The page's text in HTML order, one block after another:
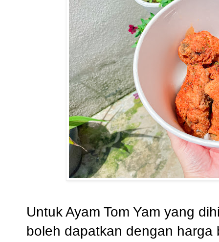
Untuk Ayam Tom Yam yang
boleh dapatkan dengan harga